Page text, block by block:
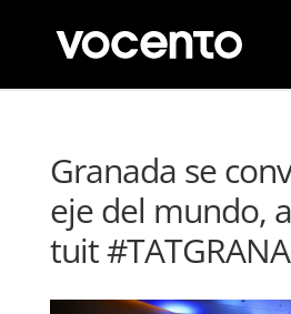
Granada se
eje del mundo,
tuit